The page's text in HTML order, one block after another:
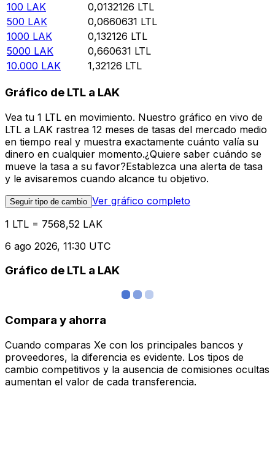
100 LAK 0,0132126 LTL
500 LAK 0,0660631 LTL
1000 LAK 0,132126 LTL
5000 LAK 0,660631 LTL
10.000 LAK 1,32126 LTL
Gráfico de LTL a LAK
Vea tu 1 LTL en movimiento. Nuestro gráfico en vivo de
LTL a LAK rastrea 12 meses de tasas del mercado medio
en tiempo real y muestra exactamente cuánto valía su
dinero en cualquier momento.¿Quiere saber cuándo se
mueve la tasa a su favor?Establezca una alerta de tasa
y le avisaremos cuando alcance tu objetivo.
Seguir tipo de cambio Ver gráfico completo
1 LTL = 7568,52 LAK
6 ago 2026, 11:30 UTC
Gráfico de LTL a LAK
Compara y ahorra
Cuando comparas Xe con los principales bancos y
proveedores, la diferencia es evidente. Los tipos de
cambio competitivos y la ausencia de comisiones ocultas
aumentan el valor de cada transferencia.